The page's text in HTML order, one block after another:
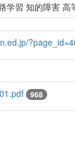
学習 知的障害 高
968